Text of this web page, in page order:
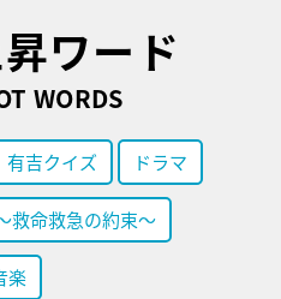
ワード
WORDS
有吉クイズ ドラマ
救命救急の約束～
楽